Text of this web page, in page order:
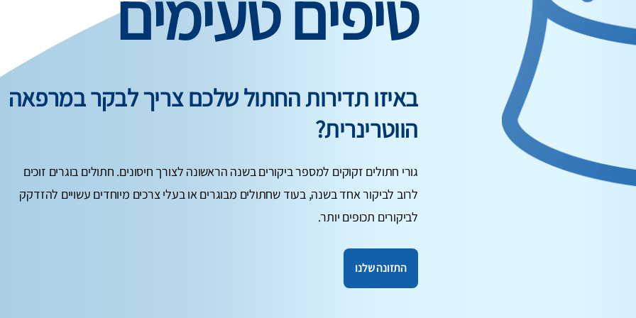
באיזו תדירות החתול שלכם צריך לבקר במרפאה
הווטרינרית?
גורי חתולים זקוקים למספר ביקורים בשנה הראשונה לצורך חיסונים. חתולים בוגרים זוכים
לרוב לביקור אחד בשנה, בעוד שחתולים מבוגרים או בעלי צרכים מיוחדים עשויים להזדקק
לביקורים תכופים יותר.
התזונה שלנו